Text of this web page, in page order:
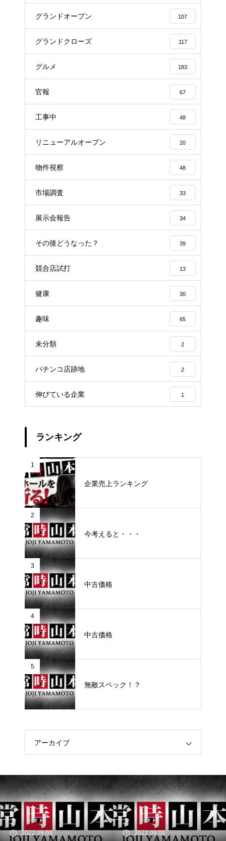
グランドオープン 107
グランドクローズ 117
グルメ 183
官報 67
工事中 48
リニューアルオープン 20
物件視察 48
市場調査 33
展示会報告 34
その後どうなった？ 39
競合店試打 13
健康 30
趣味 65
未分類 2
パチンコ店跡地 2
伸びている企業 1
ランキング
1
企業売上ランキング
2
今考えると・・・
3
中古価格
4
中古価格
5
無敵スペック！？
アーカイブ
2022.09.03
2022.09.02